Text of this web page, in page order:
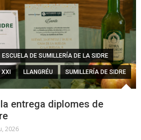
ESCUELA DE SUMILLERÍA DE LA SIDRE
XXI LLANGRÉU SUMILLERÍA DE SIDRE
entrega diplomes de
2026